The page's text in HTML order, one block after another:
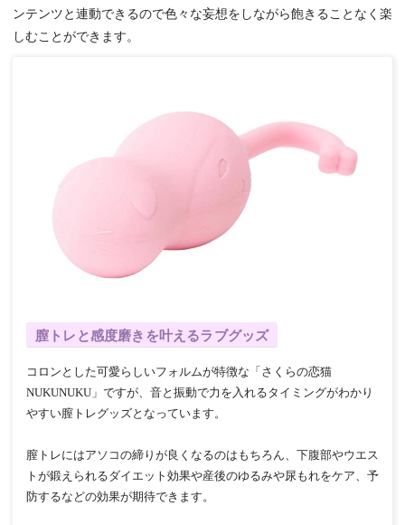
ンテンツと連動できるので色々な妄想をしながら飽きることなく楽
しむことができます。
膣トレと感度磨きを叶えるラブグッズ
コロンとした可愛らしいフォルムが特徴な「さくらの恋猫
NUKUNUKU」ですが、音と振動で力を入れるタイミングがわかり
やすい膣トレグッズとなっています。
膣トレにはアソコの締りが良くなるのはもちろん、下腹部やウエス
トが鍛えられるダイエット効果や産後のゆるみや尿もれをケア、予
防するなどの効果が期待できます。